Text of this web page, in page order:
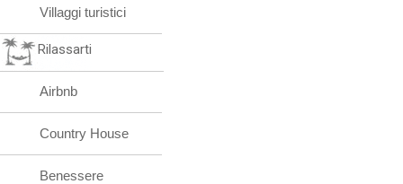
Villaggi turistici
Rilassarti
Airbnb
Country House
Benessere